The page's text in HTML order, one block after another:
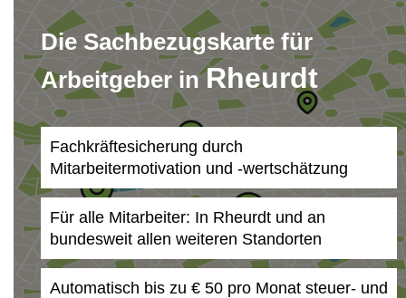
Die Sachbezugskarte für
Arbeitgeber inRheurdt
Fachkräftesicherung durch
Mitarbeitermotivation und -wertschätzung
Für alle Mitarbeiter: In Rheurdt und an
bundesweit allen weiteren Standorten
Automatisch bis zu € 50 pro Monat steuer- und